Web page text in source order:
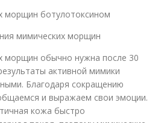
морщин ботулотоксином
мимических морщин
морщин обычно нужна после 30
активной мимики
Благодаря сокращению
и выражаем свои эмоции.
кожа быстро